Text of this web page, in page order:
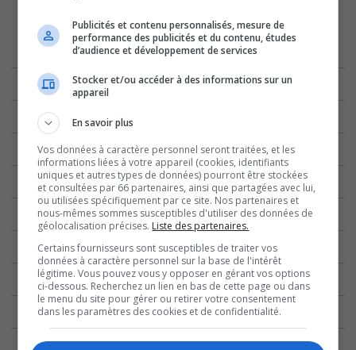
Publicités et contenu personnalisés, mesure de
performance des publicités et du contenu, études
d’audience et développement de services
Stocker et/ou accéder à des informations sur un
appareil
En savoir plus
Vos données à caractère personnel seront traitées, et les
informations liées à votre appareil (cookies, identifiants
uniques et autres types de données) pourront être stockées
et consultées par 66 partenaires, ainsi que partagées avec lui,
ou utilisées spécifiquement par ce site. Nos partenaires et
nous-mêmes sommes susceptibles d'utiliser des données de
géolocalisation précises. Liste des partenaires.
Certains fournisseurs sont susceptibles de traiter vos
données à caractère personnel sur la base de l'intérêt
légitime. Vous pouvez vous y opposer en gérant vos options
ci-dessous. Recherchez un lien en bas de cette page ou dans
le menu du site pour gérer ou retirer votre consentement
dans les paramètres des cookies et de confidentialité.